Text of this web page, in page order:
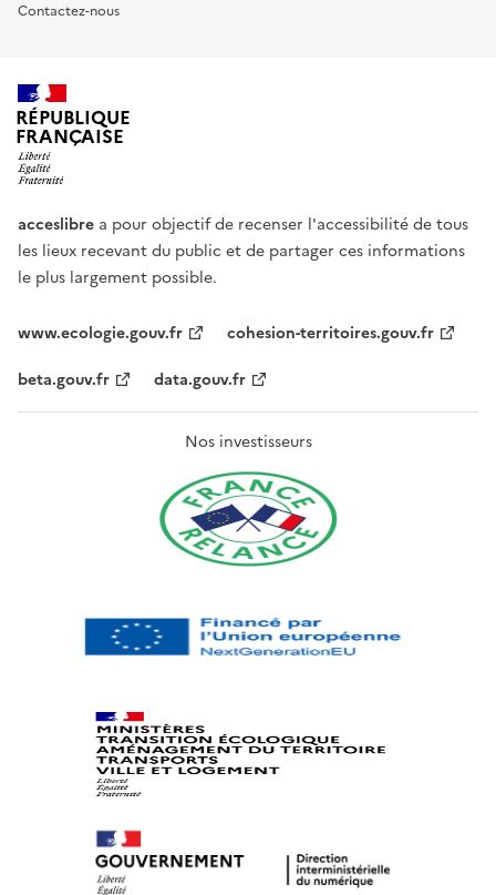
Contactez-nous
RÉPUBLIQUE
FRANÇAISE
acceslibre a pour objectif de recenser l'accessibilité de tous
les lieux recevant du public et de partager ces informations
le plus largement possible.
www.ecologie.gouv.fr
cohesion-territoires.gouv.fr
beta.gouv.fr
data.gouv.fr
Nos investisseurs